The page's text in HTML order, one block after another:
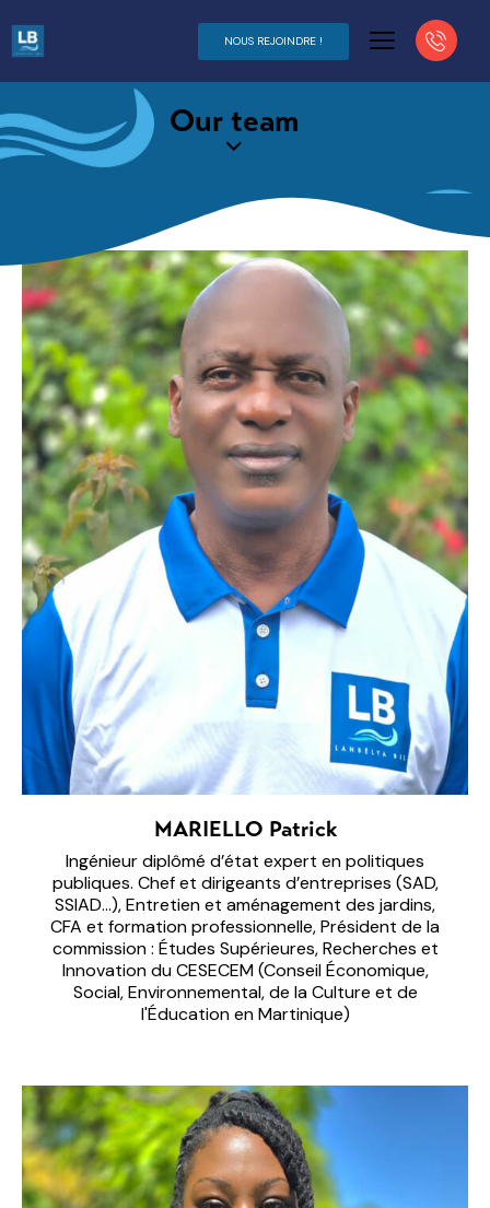
NOUS REJOINDRE !
Our team
MARIELLO Patrick
Ingénieur diplômé d’état expert en politiques
publiques. Chef et dirigeants d’entreprises (SAD,
SSIAD…), Entretien et aménagement des jardins,
CFA et formation professionnelle, Président de la
commission : Études Supérieures, Recherches et
Innovation du CESECEM (Conseil Économique,
Social, Environnemental, de la Culture et de
l'Éducation en Martinique)